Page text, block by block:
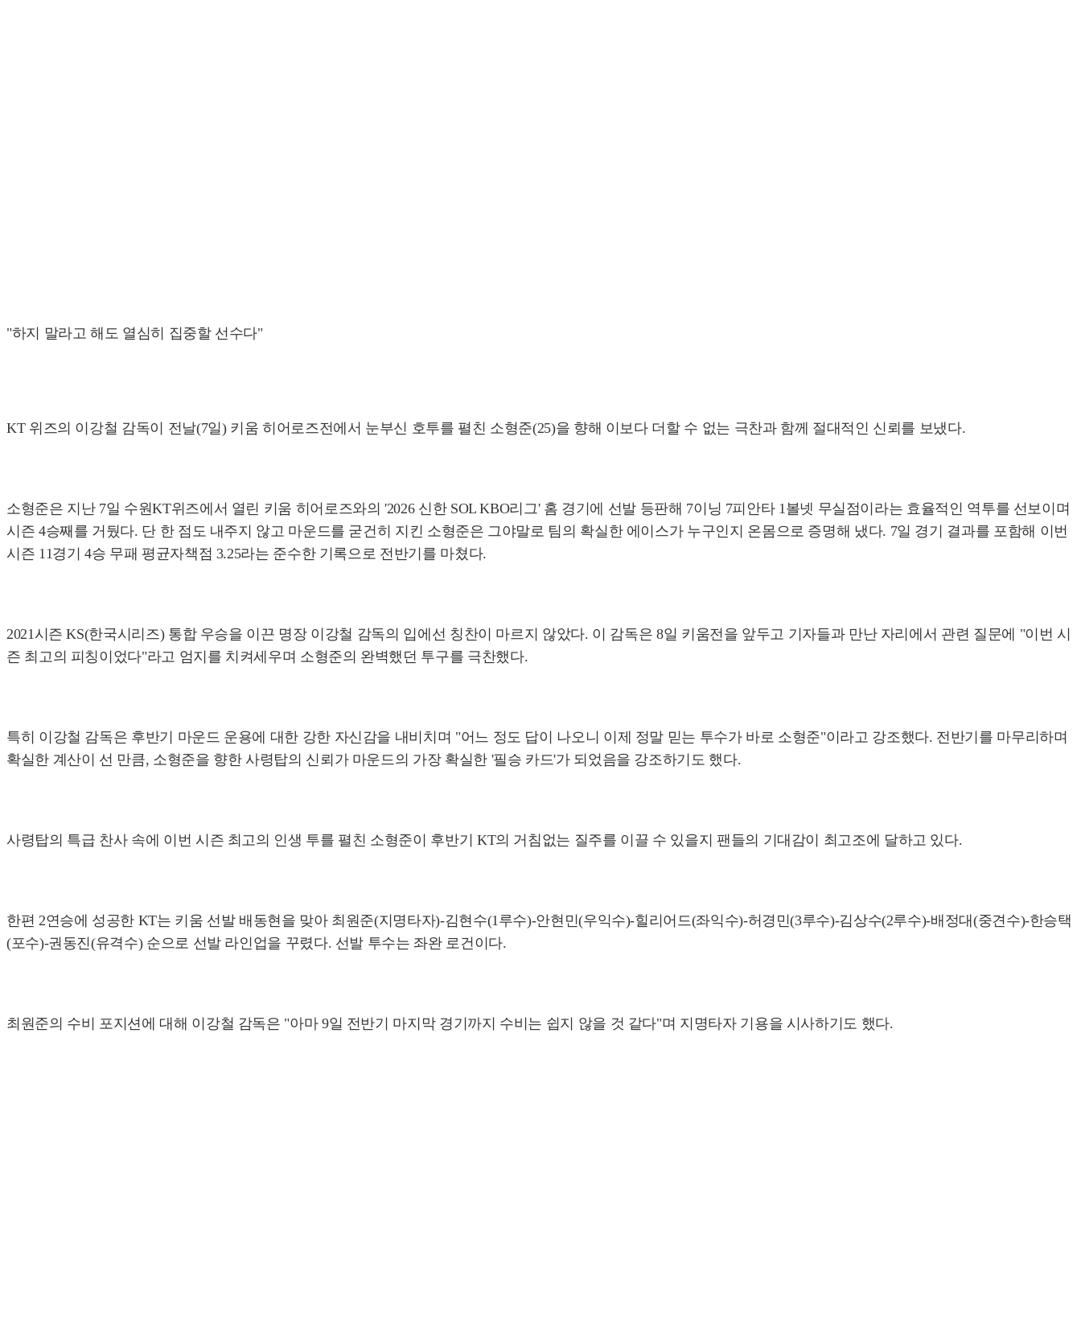
"하지 말라고 해도 열심히 집중할 선수다"
KT 위즈의 이강철 감독이 전날(7일) 키움 히어로즈전에서 눈부신 호투를 펼친 소형준(25)을 향해 이보다 더할 수 없는 극찬과 함께 절대적인 신뢰를 보냈다.
소형준은 지난 7일 수원KT위즈에서 열린 키움 히어로즈와의 '2026 신한 SOL KBO리그' 홈 경기에 선발 등판해 7이닝 7피안타 1볼넷 무실점이라는 효율적인 역투를 선보이며
시즌 4승째를 거뒀다. 단 한 점도 내주지 않고 마운드를 굳건히 지킨 소형준은 그야말로 팀의 확실한 에이스가 누구인지 온몸으로 증명해 냈다. 7일 경기 결과를 포함해 이번
시즌 11경기 4승 무패 평균자책점 3.25라는 준수한 기록으로 전반기를 마쳤다.
2021시즌 KS(한국시리즈) 통합 우승을 이끈 명장 이강철 감독의 입에선 칭찬이 마르지 않았다. 이 감독은 8일 키움전을 앞두고 기자들과 만난 자리에서 관련 질문에 "이번 시
즌 최고의 피칭이었다"라고 엄지를 치켜세우며 소형준의 완벽했던 투구를 극찬했다.
특히 이강철 감독은 후반기 마운드 운용에 대한 강한 자신감을 내비치며 "어느 정도 답이 나오니 이제 정말 믿는 투수가 바로 소형준"이라고 강조했다. 전반기를 마무리하며
확실한 계산이 선 만큼, 소형준을 향한 사령탑의 신뢰가 마운드의 가장 확실한 '필승 카드'가 되었음을 강조하기도 했다.
사령탑의 특급 찬사 속에 이번 시즌 최고의 인생 투를 펼친 소형준이 후반기 KT의 거침없는 질주를 이끌 수 있을지 팬들의 기대감이 최고조에 달하고 있다.
한편 2연승에 성공한 KT는 키움 선발 배동현을 맞아 최원준(지명타자)-김현수(1루수)-안현민(우익수)-힐리어드(좌익수)-허경민(3루수)-김상수(2루수)-배정대(중견수)-한승택
(포수)-권동진(유격수) 순으로 선발 라인업을 꾸렸다. 선발 투수는 좌완 로건이다.
최원준의 수비 포지션에 대해 이강철 감독은 "아마 9일 전반기 마지막 경기까지 수비는 쉽지 않을 것 같다"며 지명타자 기용을 시사하기도 했다.